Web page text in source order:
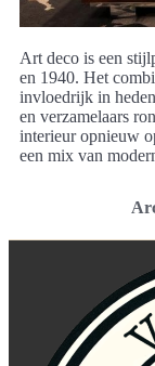
Art deco is een
en 1940. Het
invloedrijk in
en verzamelaars
interieur opnieuw
een mix van